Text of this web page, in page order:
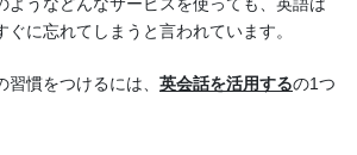
ようなどんなサービスを使っても、英語は
に忘れてしまうと言われています。
慣をつけるには、 英会話を活用するの1つ